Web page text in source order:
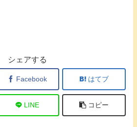
シェアする
Facebook はてブ
LINE コピー